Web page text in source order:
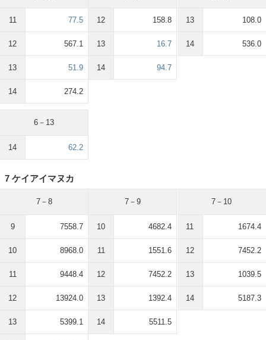
11 77.5
12 567.1
13 51.9
14 274.2
12 158.8
13 16.7
14 94.7
13 108.0
14 536.0
6－13
14 62.2
7 ケイアイマヌカ
7－8
9 7558.7
10 8968.0
11 9448.4
12 13924.0
13 5399.1
7－9
10 4682.4
11 1551.6
12 7452.2
13 1392.4
14 5511.5
7－10
11 1674.4
12 7452.2
13 1039.5
14 5187.3